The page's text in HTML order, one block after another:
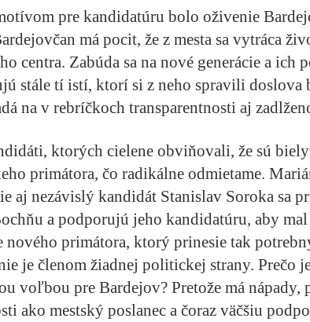
pre kandidatúru bolo oživenie
má pocit, že z mesta sa vytráca
centra. Zabúda sa na nové generácie a ich
stále tí istí, ktorí si z neho spravili doslova
na v rebríčkoch transparentnosti aj
ktorých cielene obviňovali, že sú
primátora, čo radikálne odmietame.
aj nezávislý kandidát Stanislav Soroka sa
a podporujú jeho kandidatúru, aby
nového primátora, ktorý prinesie tak
je členom žiadnej politickej strany. Prečo
voľbou pre Bardejov? Pretože má nápady,
ako mestský poslanec a čoraz väčšiu